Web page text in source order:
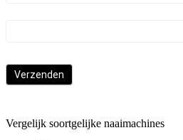
Verzenden
Vergelijk soortgelijke naaimachines